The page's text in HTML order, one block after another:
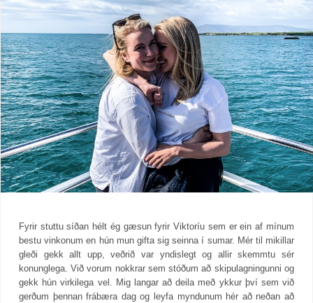
Fyrir stuttu síðan hélt ég gæsun fyrir Viktoríu sem er ein af mínum
bestu vinkonum en hún mun gifta sig seinna í sumar. Mér til mikillar
gleði gekk allt upp, veðrið var yndislegt og allir skemmtu sér
konunglega. Við vorum nokkrar sem stóðum að skipulagningunni og
gekk hún virkilega vel. Mig langar að deila með ykkur því sem við
gerðum þennan frábæra dag og leyfa myndunum hér að neðan að